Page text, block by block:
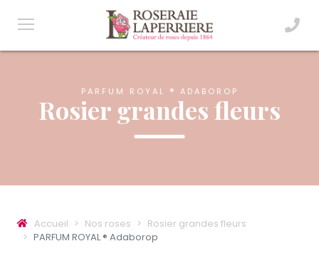
PARFUM ROYAL ® ADABOROP
Rosier grandes fleurs
Accueil Nos roses
Rosier grandes fleurs
PARFUM ROYAL ® Adaborop